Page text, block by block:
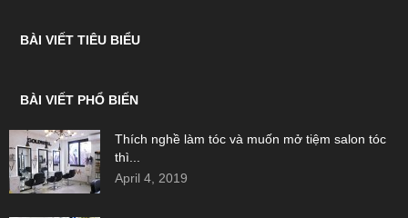
BÀI VIẾT TIÊU BIỂU
BÀI VIẾT PHỔ BIẾN
Thích nghề làm tóc và muốn mở tiệm salon tóc
thì...
April 4, 2019